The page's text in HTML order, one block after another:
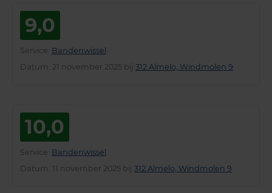
9,0
Service Bandenwissel
Datum : 21 november 2025 bij 312 Almelo, Windmolen 9
10,0
Service Bandenwissel
Datum : 11 november 2025 bij 312 Almelo, Windmolen 9